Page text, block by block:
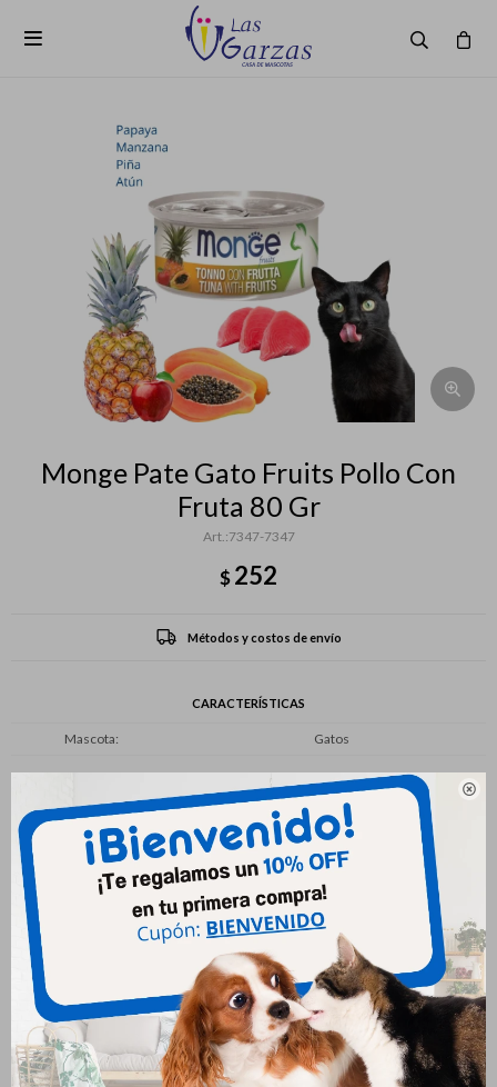


Monge Pate Gato Fruits Pollo Con
Fruta 80 Gr
7347-7347
$252
Métodos y costos de envío
CARACTERÍSTICAS
Mascota Gatos
Productos que te pueden interesar